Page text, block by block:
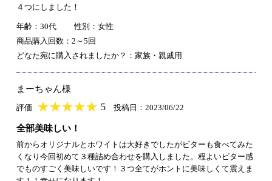
４つにしました！
年齢：30代
性別：女性
商品購入回数：2～5回
どなた宛に購入されましたか？：家族・親戚用
まーちゃん様
評価 ★★★★★
★★★★★ 5 投稿日：2023/06/22
全部美味しい！
前からオリジナルとホワイトは大好きでしたがビターも食べてみた
くなり今回初めて３種詰め合わせを購入しました。程よいビター感
でものすごく美味しいです！３つ全てがホントに美味しくて震えま